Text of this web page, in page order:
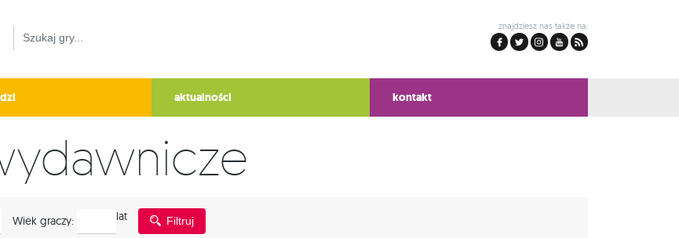
znajdziesz nas także na:
aktualności kontakt
Wiek graczy:graczy
lat Filtruj